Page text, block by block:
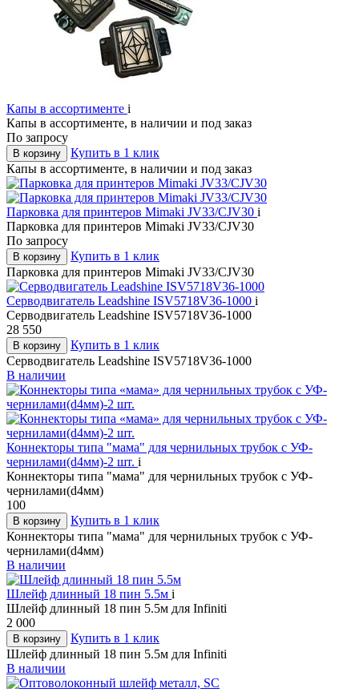
Капы в ассортименте i
Капы в ассортименте, в наличии и под заказ
По запросу
В корзину
Купить в 1 клик
Капы в ассортименте, в наличии и под заказ
Парковка для принтеров Mimaki JV33/CJV30 i
Парковка для принтеров Mimaki JV33/CJV30
По запросу
В корзину
Купить в 1 клик
Парковка для принтеров Mimaki JV33/CJV30
Серводвигатель Leadshine ISV5718V36-1000 i
Серводвигатель Leadshine ISV5718V36-1000
28 550
В корзину
Купить в 1 клик
Серводвигатель Leadshine ISV5718V36-1000
В наличии
Коннекторы типа "мама" для чернильных трубок с УФ-
чернилами(d4мм)-2 шт. i
Коннекторы типа "мама" для чернильных трубок с УФ-
чернилами(d4мм)
100
В корзину
Купить в 1 клик
Коннекторы типа "мама" для чернильных трубок с УФ-
чернилами(d4мм)
В наличии
Шлейф длинный 18 пин 5.5м i
Шлейф длинный 18 пин 5.5м для Infiniti
2 000
В корзину
Купить в 1 клик
Шлейф длинный 18 пин 5.5м для Infiniti
В наличии